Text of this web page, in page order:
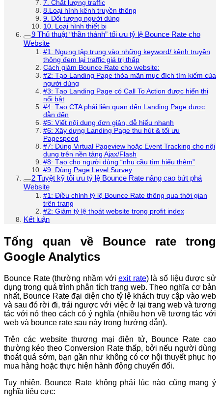
7. Chất lượng traffic
8.Loại hình kênh truyền thông
9. Đối tượng người dùng
10. Loại hình thiết bị
9 Thủ thuật “thần thánh” tối ưu tỷ lệ Bounce Rate cho
Website
#1: Ngưng tập trung vào những keyword/ kênh truyền
thông đem lại traffic giá trị thấp
Cách giảm Bounce Rate cho website:
#2: Tạo Landing Page thỏa mãn mục đích tìm kiếm của
người dùng
#3: Tạo Landing Page có Call To Action được hiển thị
nổi bật
#4: Tạo CTA phải liên quan đến Landing Page được
dẫn đến
#5: Viết nội dung đơn giản, dễ hiểu nhanh
#6: Xây dựng Landing Page thu hút & tối ưu
Pagespeed
#7: Dùng Virtual Pageview hoặc Event Tracking cho nội
dung trên nền tảng Ajax/Flash
#8: Tạo cho người dùng “nhu cầu tìm hiểu thêm”
#9: Dùng Page Level Survey
2 Tuyệt kỹ tối ưu tỷ lệ Bounce Rate nâng cao bứt phá
Website
#1: Điều chỉnh tỷ lệ Bounce Rate thông qua thời gian
trên trang
#2: Giảm tỷ lệ thoát website trong profit index
Kết luận
Tổng quan về Bounce rate trong
Google Analytics
Bounce Rate (thường nhầm vớiexit rate) là số liệu được sử
dụng trong quá trình phân tích trang web. Theo nghĩa cơ bản
nhất, Bounce Rate đại diện cho tỷ lệ khách truy cập vào web
và sau đó rời đi, trái ngược với việc ở lại trang web và tương
tác với nó theo cách có ý nghĩa (nhiều hơn về tương tác với
web và bounce rate sau này trong hướng dẫn).
Trên các website thương mại điện tử, Bounce Rate cao
thường kéo theo Conversion Rate thấp, bởi nếu người dùng
thoát quá sớm, bạn gần như không có cơ hội thuyết phục họ
mua hàng hoặc thực hiện hành động chuyển đổi.
Tuy nhiên, Bounce Rate không phải lúc nào cũng mang ý
nghĩa tiêu cực: